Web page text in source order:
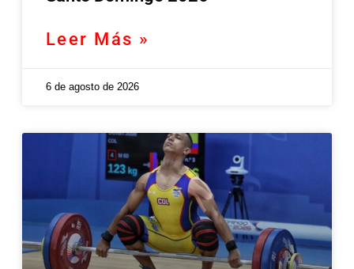
Leer Más »
6 de agosto de 2026